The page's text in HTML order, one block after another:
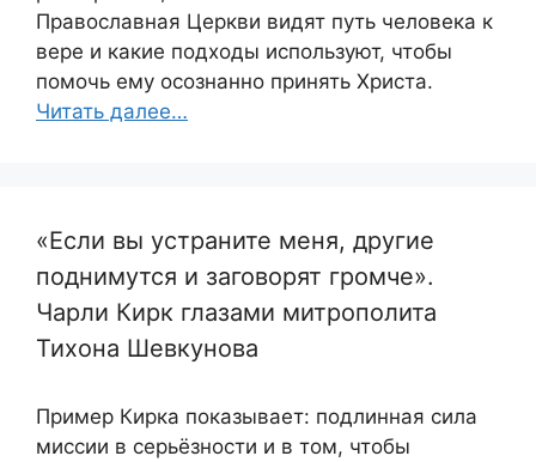
Православная Церкви видят путь человека к
вере и какие подходы используют, чтобы
помочь ему осознанно принять Христа.
Читать далее…
«Если вы устраните меня, другие
поднимутся и заговорят громче».
Чарли Кирк глазами митрополита
Тихона Шевкунова
Пример Кирка показывает: подлинная сила
миссии в серьёзности и в том, чтобы